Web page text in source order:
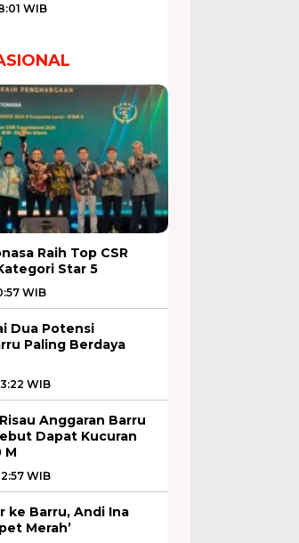
WIB
Raih Top CSR
Star 5
WIB
Dua Potensi
Paling Berdaya
WIB
Anggaran Barru
Dapat Kucuran
M
WIB
ke Barru, Andi Ina
Merah’